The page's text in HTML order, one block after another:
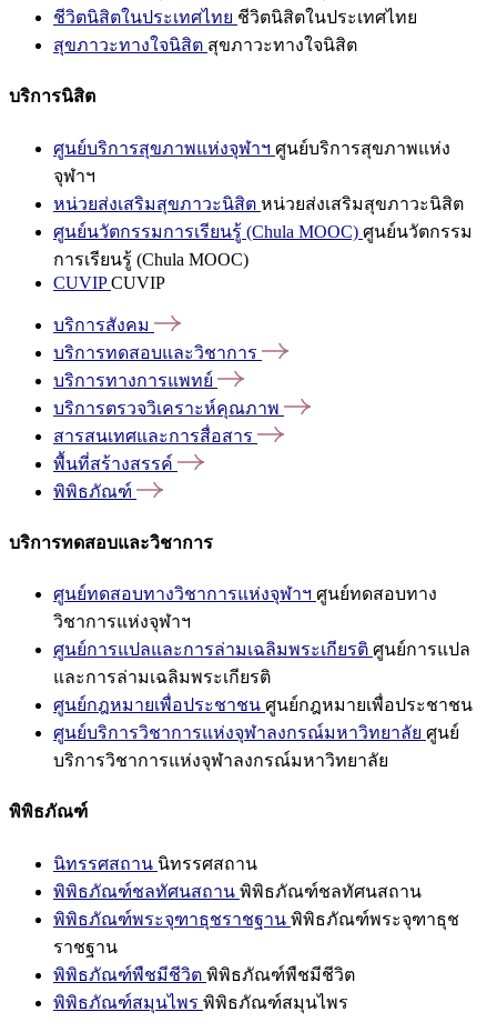
ชีวิตนิสิตในประเทศไทย ชีวิตนิสิตในประเทศไทย
สุขภาวะทางใจนิสิต สุขภาวะทางใจนิสิต
บริการนิสิต
ศูนย์บริการสุขภาพแห่งจุฬาฯ ศูนย์บริการสุขภาพแห่ง
จุฬาฯ
หน่วยส่งเสริมสุขภาวะนิสิต หน่วยส่งเสริมสุขภาวะนิสิต
ศูนย์นวัตกรรมการเรียนรู้ (Chula MOOC) ศูนย์นวัตกรรม
การเรียนรู้ (Chula MOOC)
CUVIPCUVIP
บริการสังคม
บริการทดสอบและวิชาการ
บริการทางการแพทย์
บริการตรวจวิเคราะห์คุณภาพ
สารสนเทศและการสื่อสาร
พื้นที่สร้างสรรค์
พิพิธภัณฑ์
บริการทดสอบและวิชาการ
ศูนย์ทดสอบทางวิชาการแห่งจุฬาฯ ศูนย์ทดสอบทาง
วิชาการแห่งจุฬาฯ
ศูนย์การแปลและการล่ามเฉลิมพระเกียรติ ศูนย์การแปล
และการล่ามเฉลิมพระเกียรติ
ศูนย์กฎหมายเพื่อประชาชน ศูนย์กฎหมายเพื่อประชาชน
ศูนย์บริการวิชาการแห่งจุฬาลงกรณ์มหาวิทยาลัย ศูนย์
บริการวิชาการแห่งจุฬาลงกรณ์มหาวิทยาลัย
พิพิธภัณฑ์
นิทรรศสถาน นิทรรศสถาน
พิพิธภัณฑ์ชลทัศนสถาน พิพิธภัณฑ์ชลทัศนสถาน
พิพิธภัณฑ์พระจุฑาธุชราชฐาน พิพิธภัณฑ์พระจุฑาธุช
ราชฐาน
พิพิธภัณฑ์พืชมีชีวิต พิพิธภัณฑ์พืชมีชีวิต
พิพิธภัณฑ์สมุนไพร พิพิธภัณฑ์สมุนไพร